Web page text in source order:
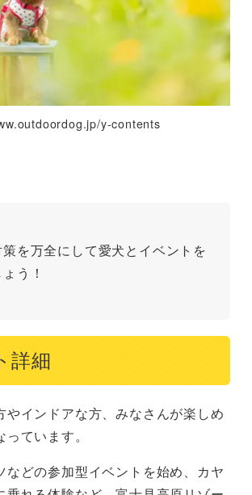
y-contents
を万全にして愛犬とイベントを
う！
詳細
やインドアな方、みなさんが楽しめ
ています。
などの参加型イベントを始め、カヤ